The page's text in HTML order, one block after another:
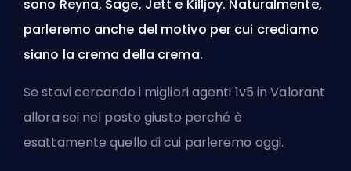
sono Reyna, Sage, Jett e Killjoy. Naturalmente,
parleremo anche del motivo per cui crediamo
siano la crema della crema.
Se stavi cercando i migliori agenti 1v5 in Valorant
allora sei nel posto giusto perché è
esattamente quello di cui parleremo oggi.